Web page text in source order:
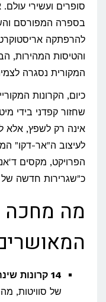
סופרים ועשירי
בספרה המפורסם
להרפתקה
המקורית נסגרה
כיום, הקרונות
שחזור קפדני בידי
אינה רק לשפץ, אלא
לעיצוב ה"אר-דקו"
הפרויקט, מקסים
כ"שגרירות חדשה של
מה מחכה
14 קרונות שינה –
של סוויטות,